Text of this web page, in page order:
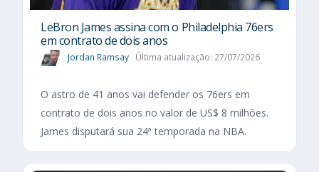
LeBron James assina com o Philadelphia 76ers
em contrato de dois anos
Jordan Ramsay Última atualização: 27/07/2026
O astro de 41 anos vai defender os 76ers em
contrato de dois anos no valor de US$ 8 milhões.
James disputará sua 24ª temporada na NBA.